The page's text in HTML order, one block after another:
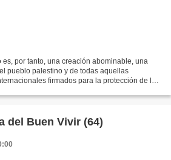
por tanto, una creación abominable, una
pueblo palestino y de todas aquellas
firmados para la protección de los
del Buen Vivir (64)